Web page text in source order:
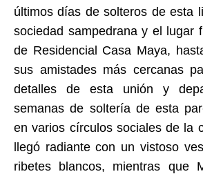
últimos días de solteros de esta
sociedad sampedrana y el lugar
de Residencial Casa Maya,
sus amistades más cercanas
detalles de esta unión y
semanas de soltería de esta
en varios círculos sociales de la
llegó radiante con un vistoso
ribetes blancos, mientras que